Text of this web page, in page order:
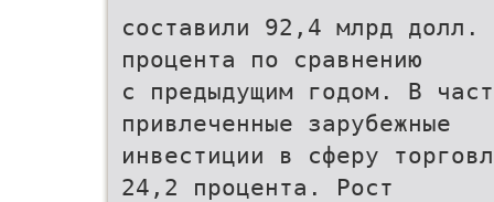
составили 92,4 млрд
процента по сравнению
с предыдущим годом. В
привлеченные зарубежные
инвестиции в сферу
24,2 процента. Рост